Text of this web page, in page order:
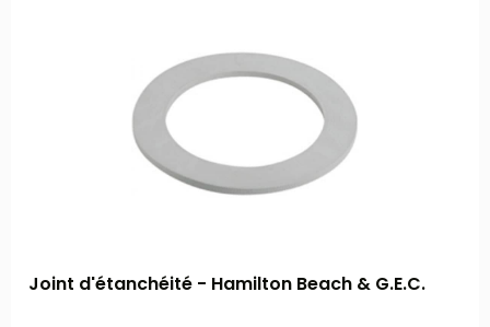
Joint d'étanchéité - Hamilton Beach & G.E.C.